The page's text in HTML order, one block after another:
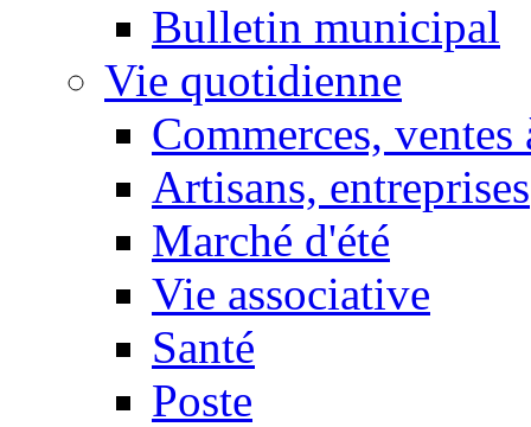
Bulletin municipal
Vie quotidienne
Commerces, ventes
Artisans, entreprises
Marché d'été
Vie associative
Santé
Poste